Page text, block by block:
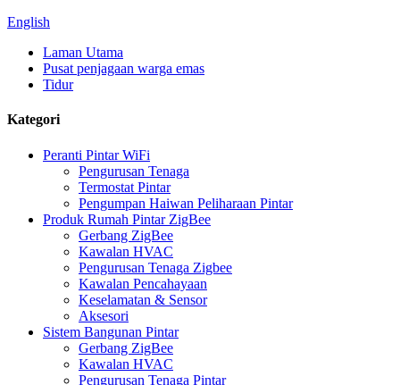
English
Laman Utama
Pusat penjagaan warga emas
Tidur
Kategori
Peranti Pintar WiFi
Pengurusan Tenaga
Termostat Pintar
Pengumpan Haiwan Peliharaan Pintar
Produk Rumah Pintar ZigBee
Gerbang ZigBee
Kawalan HVAC
Pengurusan Tenaga Zigbee
Kawalan Pencahayaan
Keselamatan & Sensor
Aksesori
Sistem Bangunan Pintar
Gerbang ZigBee
Kawalan HVAC
Pengurusan Tenaga Pintar